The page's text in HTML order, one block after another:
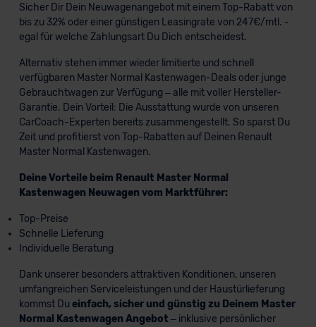
Sicher Dir Dein Neuwagenangebot mit einem Top-Rabatt von
bis zu 32% oder einer günstigen Leasingrate von 247€/mtl. -
egal für welche Zahlungsart Du Dich entscheidest.
Alternativ stehen immer wieder limitierte und schnell
verfügbaren Master Normal Kastenwagen-Deals oder junge
Gebrauchtwagen zur Verfügung – alle mit voller Hersteller-
Garantie. Dein Vorteil: Die Ausstattung wurde von unseren
CarCoach-Experten bereits zusammengestellt. So sparst Du
Zeit und profitierst von Top-Rabatten auf Deinen Renault
Master Normal Kastenwagen.
Deine Vorteile beim Renault Master Normal
Kastenwagen Neuwagen vom Marktführer:
Top-Preise
Schnelle Lieferung
Individuelle Beratung
Dank unserer besonders attraktiven Konditionen, unseren
umfangreichen Serviceleistungen und der Haustürlieferung
kommst Du einfach, sicher und günstig zu Deinem Master
Normal Kastenwagen Angebot – inklusive persönlicher